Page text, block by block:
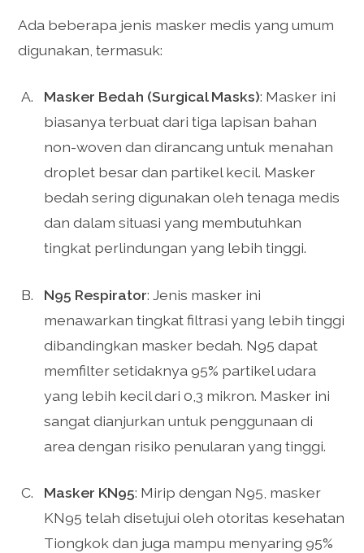
Ada beberapa jenis masker medis yang umum
digunakan, termasuk:
Masker Bedah (Surgical Masks): Masker ini
biasanya terbuat dari tiga lapisan bahan
non-woven dan dirancang untuk menahan
droplet besar dan partikel kecil. Masker
bedah sering digunakan oleh tenaga medis
dan dalam situasi yang membutuhkan
tingkat perlindungan yang lebih tinggi.
N95 Respirator: Jenis masker ini
menawarkan tingkat filtrasi yang lebih tinggi
dibandingkan masker bedah. N95 dapat
memfilter setidaknya 95% partikel udara
yang lebih kecil dari 0,3 mikron. Masker ini
sangat dianjurkan untuk penggunaan di
area dengan risiko penularan yang tinggi.
Masker KN95: Mirip dengan N95, masker
KN95 telah disetujui oleh otoritas kesehatan
Tiongkok dan juga mampu menyaring 95%